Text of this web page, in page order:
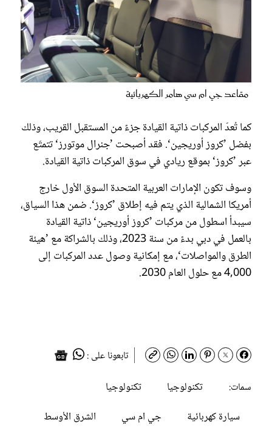
مقاعد جي ام سي هامر الكهربائية
كما تُعدّ المركبات ذاتية القيادة جزءً من المستقبل القريب، وذلك
بفضل ’كروز أوريجين‘. فقد أصبحت ’جنرال موتورز‘ تتمتّع
عبر ’كروز‘ بموقع ريادي في سوق المركبات ذاتية القيادة.
وسوف تكون الإمارات العربية المتحدة السوق الأول خارج
أمريكا الشمالية الذي يتم فيه إطلاق ’كروز‘. ضمن هذا السياق،
سيبدأ اسطول من مركبات ’كروز أوريجين‘ ذاتية القيادة
بالعمل في دبي بدءً من سنة 2023، وذلك بالشراكة مع ’هيئة
الطرق والمواصلات‘، مع إمكانية وصول عدد المركبات إلى
4,000 مع حلول العام 2030.
تابعونا على :
سمات:
تكنولوجيا
تكنولوجيا
سيارة كهربائية
جي ام سي الشرق الأوسط